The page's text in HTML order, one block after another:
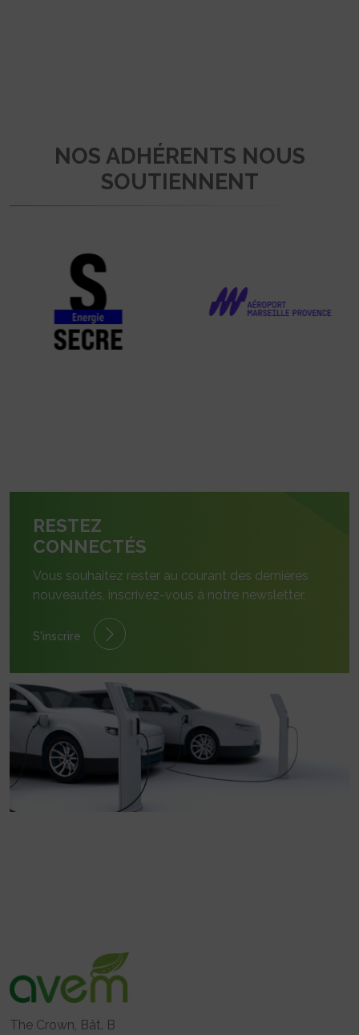
NOS ADHÉRENTS NOUS
SOUTIENNENT
RESTEZ
CONNECTÉS
Vous souhaitez rester au courant des dernières
nouveautés, inscrivez-vous à notre newsletter.
S'inscrire
The Crown, Bât. B